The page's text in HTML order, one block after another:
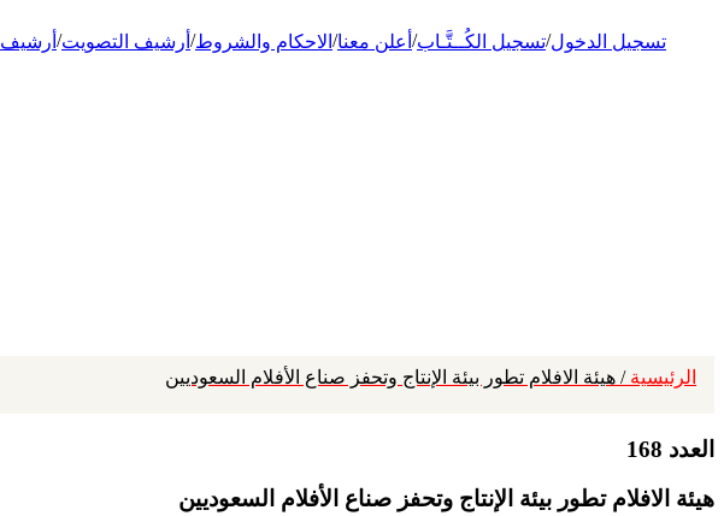
تسجيل الدخول/تسجيل الكُــتَّـاب/ أعلن معنا/ الاحكام والشروط/ أرشيف التصويت/
الرئيسية / هيئة الافلام تطور بيئة الإنتاج وتحفز صناع الأفلام السعوديين
العدد 168
هيئة الافلام تطور بيئة الإنتاج وتحفز صناع الأفلام السعوديين